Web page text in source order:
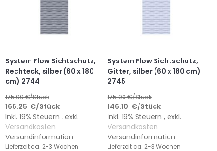
System Flow Sichtschutz,
Rechteck, silber (60 x 180
cm) 2744
175.00€/Stück
166.25 €/Stück
Inkl. 19% Steuern , exkl.
Versandkosten
Versandinformation
Lieferzeit ca. 2-3 Wochen
System Flow Sichtschutz,
Gitter, silber (60 x 180 cm)
2745
175.00€/Stück
146.10 €/Stück
Inkl. 19% Steuern , exkl.
Versandkosten
Versandinformation
Lieferzeit ca. 2-3 Wochen